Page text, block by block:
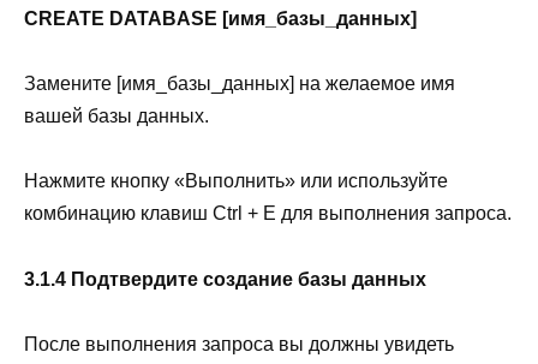
CREATE DATABASE [имя_базы_данных]
Замените [имя_базы_данных] на желаемое имя
вашей базы данных.
Нажмите кнопку «Выполнить» или используйте
комбинацию клавиш Ctrl + E для выполнения запроса.
3.1.4 Подтвердите создание базы данных
После выполнения запроса вы должны увидеть